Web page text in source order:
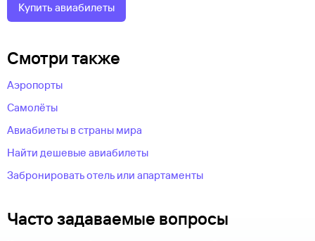
Купить авиабилеты
Смотри также
Аэропорты
Самолёты
Авиабилеты в страны мира
Найти дешевые авиабилеты
Забронировать отель или апартаменты
Часто задаваемые вопросы